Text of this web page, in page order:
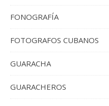
FONOGRAFÍA
FOTOGRAFOS CUBANOS
GUARACHA
GUARACHEROS